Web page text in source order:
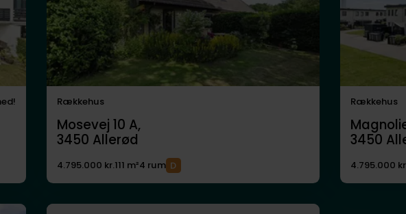
Rækkehus
Mosevej 10 A,
3450 Allerød
4.795.000 kr.111 m²4 rum
Rækkehus
3450
4.795.000